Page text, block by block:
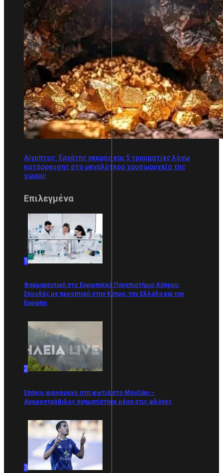
Αίγυπτος: Εργάτης νεκρός και 5 τραυματίες λόγω
κατάρρευσης στο μεγαλύτερο χρυσωρυχείο της
χώρας
Επιλεγμένα
1
Φαρμακευτική στο Ευρωπαϊκό Πανεπιστήμιο Κύπρου:
Σπουδές με προοπτική στην Κύπρο, την Ελλάδα και την
Ευρώπη
2
Σπάνιο φαινόμενο στη φωτιά στο Μουζάκι –
Ανεμοστρόβιλος σχηματίστηκε μέσα στις φλόγες
3